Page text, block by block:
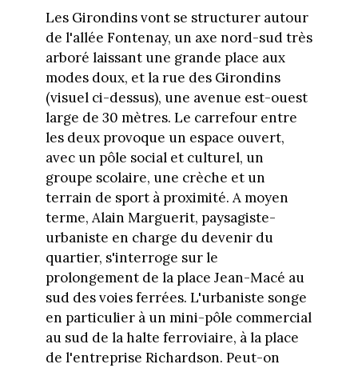
Les Girondins vont se structurer autour
de l'allée Fontenay, un axe nord-sud très
arboré laissant une grande place aux
modes doux, et la rue des Girondins
(visuel ci-dessus), une avenue est-ouest
large de 30 mètres. Le carrefour entre
les deux provoque un espace ouvert,
avec un pôle social et culturel, un
groupe scolaire, une crèche et un
terrain de sport à proximité. A moyen
terme, Alain Marguerit, paysagiste-
urbaniste en charge du devenir du
quartier, s'interroge sur le
prolongement de la place Jean-Macé au
sud des voies ferrées. L'urbaniste songe
en particulier à un mini-pôle commercial
au sud de la halte ferroviaire, à la place
de l'entreprise Richardson. Peut-on